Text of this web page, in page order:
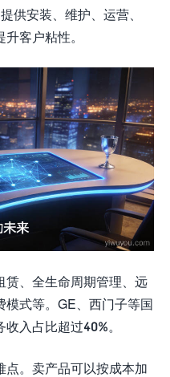
供安装、维护、运营、
客户粘性。
赁、全生命周期管理、远
模式等。GE、西门子等国
入占比超过40%。
点。卖产品可以按成本加